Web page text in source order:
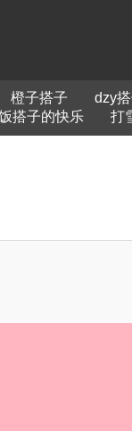
橙子搭子 dzy
搭子的快乐 打